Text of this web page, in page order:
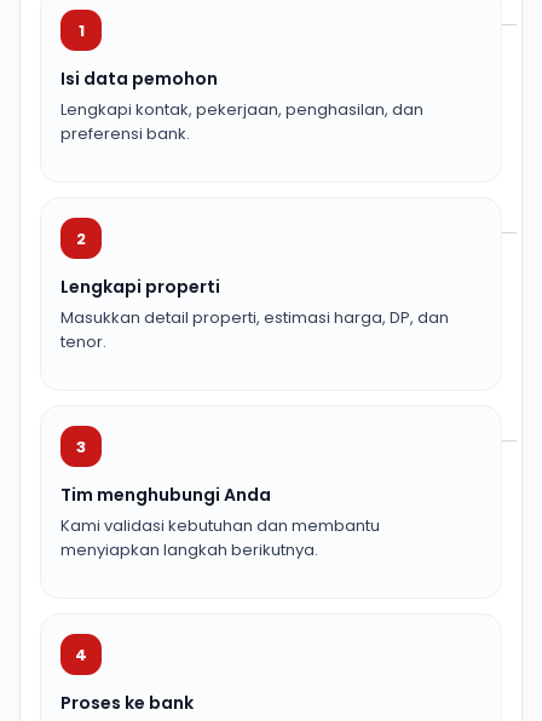
1
Isi data pemohon
Lengkapi kontak, pekerjaan, penghasilan, dan
preferensi bank.
2
Lengkapi properti
Masukkan detail properti, estimasi harga, DP, dan
tenor.
3
Tim menghubungi Anda
Kami validasi kebutuhan dan membantu
menyiapkan langkah berikutnya.
4
Proses ke bank